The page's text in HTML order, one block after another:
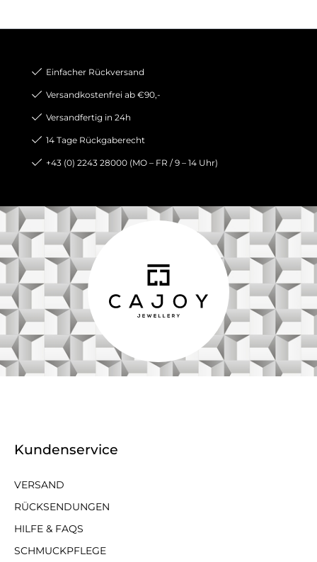
Einfacher Rückversand
Versandkostenfrei ab €90,-
Versandfertig in 24h
14 Tage Rückgaberecht
+43 (0) 2243 28000 (MO – FR / 9 – 14 Uhr)
Kundenservice
VERSAND
RÜCKSENDUNGEN
HILFE & FAQS
SCHMUCKPFLEGE